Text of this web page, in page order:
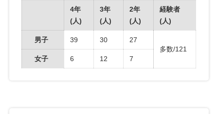
4年
(人)
3年
(人)
2年
(人)
経験者
(人)
男子 39 30
27
多数/121
女子
6 12 7